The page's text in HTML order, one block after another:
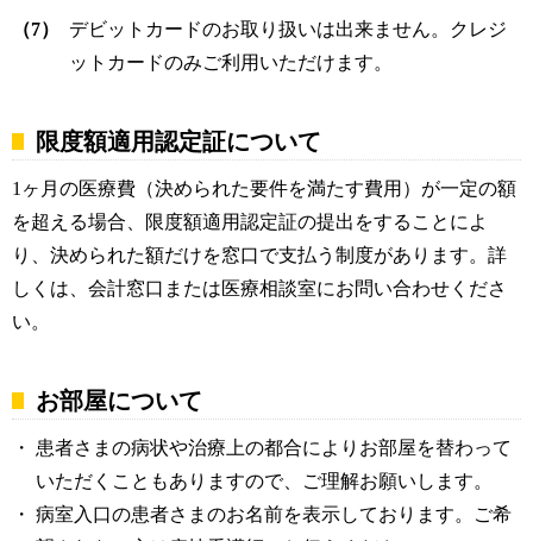
（7）
デビットカードのお取り扱いは出来ません。クレジ
ットカードのみご利用いただけます。
限度額適用認定証について
1ヶ月の医療費（決められた要件を満たす費用）が一定の額
を超える場合、限度額適用認定証の提出をすることによ
り、決められた額だけを窓口で支払う制度があります。詳
しくは、会計窓口または医療相談室にお問い合わせくださ
い。
お部屋について
患者さまの病状や治療上の都合によりお部屋を替わって
いただくこともありますので、ご理解お願いします。
病室入口の患者さまのお名前を表示しております。ご希